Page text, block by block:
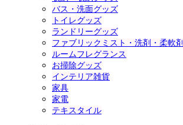
バス・洗面グッズ
トイレグッズ
ランドリーグッズ
ファブリックミスト・洗剤・柔軟剤
ルームフレグランス
お掃除グッズ
インテリア雑貨
家具
家電
テキスタイル